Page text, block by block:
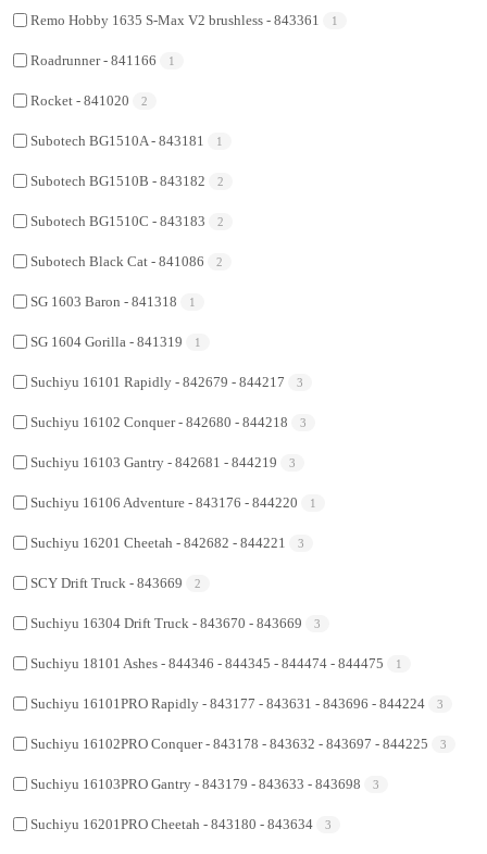
Remo Hobby 1635 S-Max V2 brushless - 843361 1
Roadrunner - 841166 1
Rocket - 841020 2
Subotech BG1510A - 843181 1
Subotech BG1510B - 843182 2
Subotech BG1510C - 843183 2
Subotech Black Cat - 841086 2
SG 1603 Baron - 841318 1
SG 1604 Gorilla - 841319 1
Suchiyu 16101 Rapidly - 842679 - 844217 3
Suchiyu 16102 Conquer - 842680 - 844218 3
Suchiyu 16103 Gantry - 842681 - 844219 3
Suchiyu 16106 Adventure - 843176 - 844220 1
Suchiyu 16201 Cheetah - 842682 - 844221 3
SCY Drift Truck - 843669 2
Suchiyu 16304 Drift Truck - 843670 - 843669 3
Suchiyu 18101 Ashes - 844346 - 844345 - 844474 - 844475 1
Suchiyu 16101PRO Rapidly - 843177 - 843631 - 843696 - 844224 3
Suchiyu 16102PRO Conquer - 843178 - 843632 - 843697 - 844225 3
Suchiyu 16103PRO Gantry - 843179 - 843633 - 843698 3
Suchiyu 16201PRO Cheetah - 843180 - 843634 3